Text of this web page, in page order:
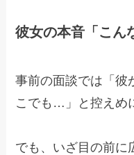
彼女の本音「こん
事前の面談では「彼
こでも…」と控えめ
でも、いざ目の前に